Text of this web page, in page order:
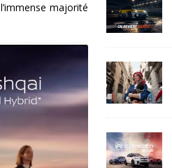
majorité